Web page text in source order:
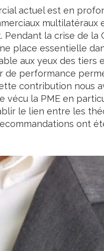
actuel est en
multilatéraux
la crise de la
place essentielle
aux yeux des tiers
de performance
contribution nous
vécu la PME en
le lien entre les
ont